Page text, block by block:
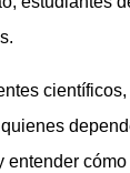
entender cómo